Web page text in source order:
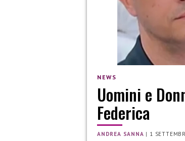
NEWS
Uomini e
Federica
ANDREA SANNA | 1